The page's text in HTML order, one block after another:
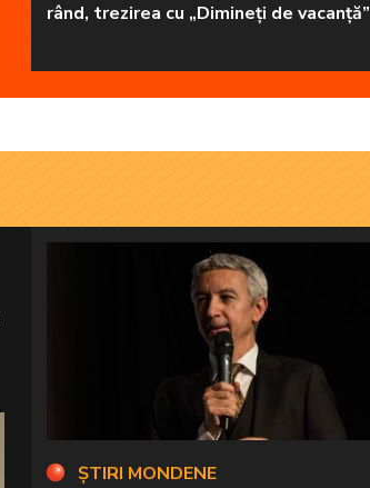
rând, trezirea cu „Dimineți de vacanță”
ȘTIRI MONDENE